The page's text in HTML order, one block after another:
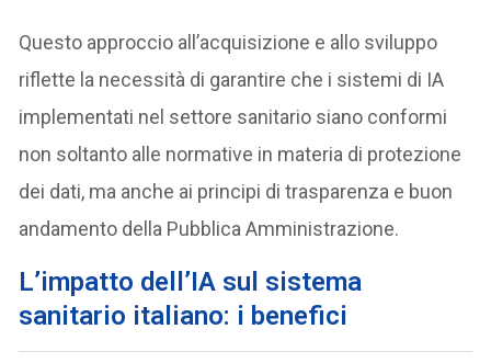
Questo approccio all’acquisizione e allo sviluppo
riflette la necessità di garantire che i sistemi di IA
implementati nel settore sanitario siano conformi
non soltanto alle normative in materia di protezione
dei dati, ma anche ai principi di trasparenza e buon
andamento della Pubblica Amministrazione.
L’impatto dell’IA sul sistema
sanitario italiano: i benefici